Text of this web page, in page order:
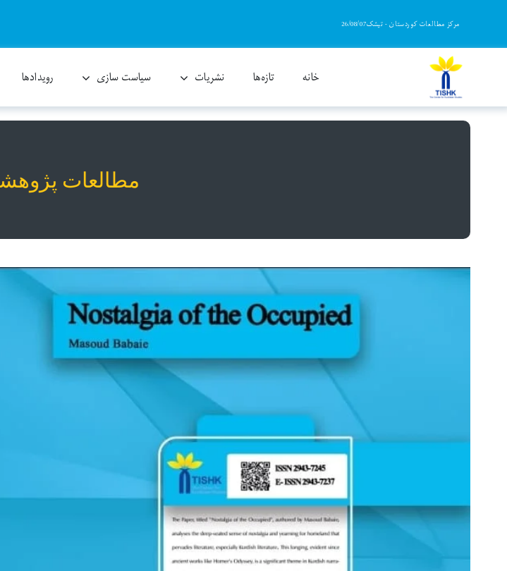
مرکز مطالعات کوردستان - تیشک26/08/07
خانه تازەها نشریات سیاست سازی رویدادها
مطالعات
پروژه مطالعات پژوهشی تیشک با هدف ایجاد زیرساختی بنیادین برای انتشار پژوهش‌های آکادمیک درباره